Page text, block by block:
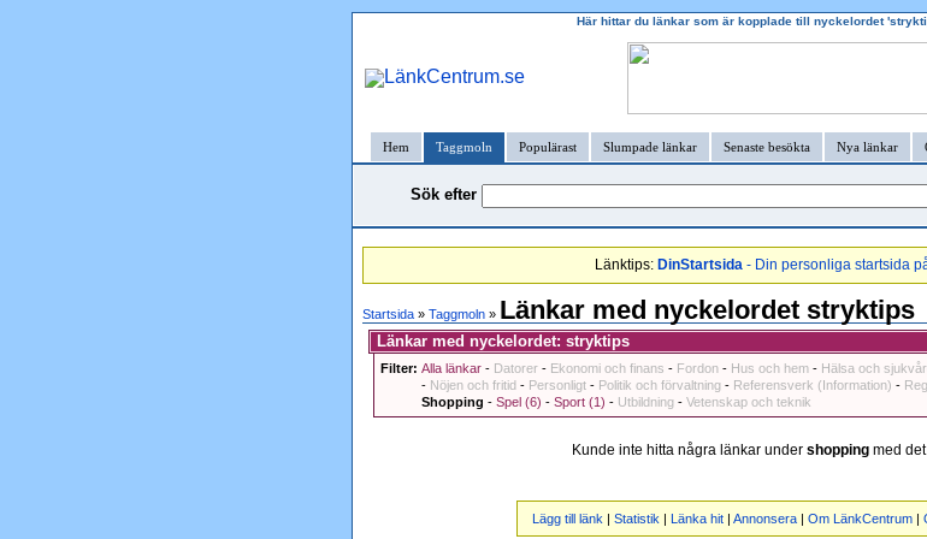
Här hittar du länkar som är kopplade till nyckelordet
Hem Taggmoln Populärast Slumpade länkar Senaste besökta Nya länkar
Sök efter
Länktips: DinStartsida - Din personliga startsida
Startsida » Taggmoln » Länkar med nyckelordet stryktips
Länkar med nyckelordet: stryktips
Filter: Alla länkar - Datorer - Ekonomi och finans - Fordon - Hus och hem - Hälsa och
- Nöjen och fritid - Personligt - Politik och förvaltning - Referensverk (Information) -
Shopping - Spel (6) - Sport (1) - Utbildning - Vetenskap och teknik
Kunde inte hitta några länkar under shopping med
Lägg till länk | Statistik | Länka hit| Annonsera| Om LänkCentrum|